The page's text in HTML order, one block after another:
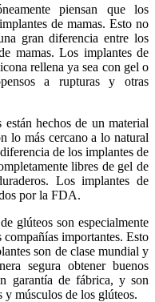
piensan que los
de mamas. Esto no
gran diferencia entre los
mamas. Los implantes de
rellena ya sea con gel o
a rupturas y otras
hechos de un material
lo más cercano a lo natural
de los implantes de
libres de gel de
Los implantes de
por la FDA.
glúteos son especialmente
importantes. Esto
son de clase mundial y
segura obtener buenos
garantía de fábrica, y son
y músculos de los glúteos.